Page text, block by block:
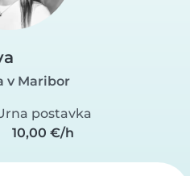
v Maribor
postavka
10,00 €/h